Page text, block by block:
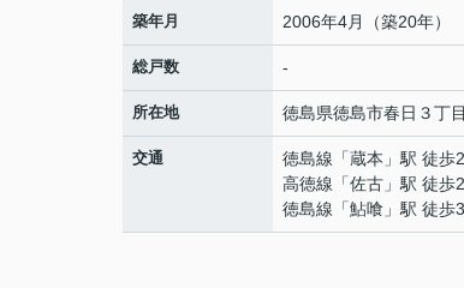
築年月 2006年4月（築20年）
総戸数 -
所在地 徳島県徳島市春日 ３丁目
交通 徳島線 「蔵本 」駅 徒歩
高徳線 「佐古 」駅 徒歩
徳島線 「鮎喰 」駅 徒歩